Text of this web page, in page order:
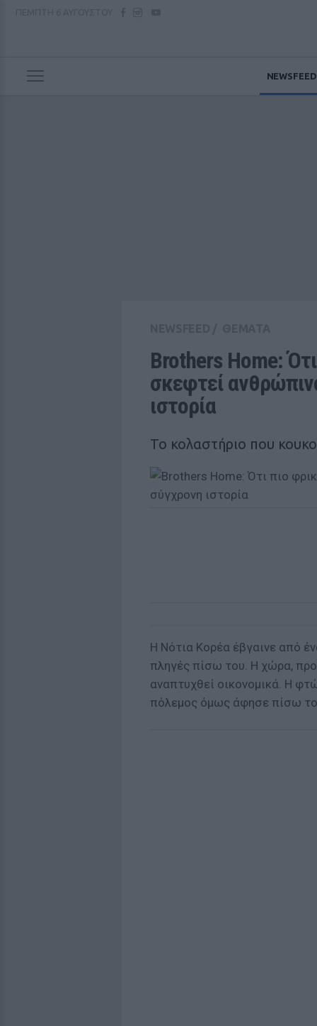
NEWSFEED
Brothers Home:
σκεφτεί
ιστορία
Το κολαστήριο που
Η Νότια Κορέα έβγαινε από
πληγές πίσω του. Η χώρα,
αναπτυχθεί οικονομικά. Η
πόλεμος όμως άφησε πίσω